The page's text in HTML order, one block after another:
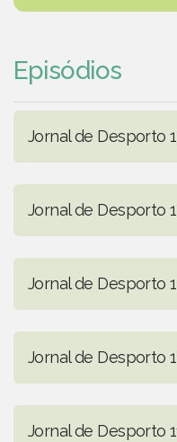
Episódios
Jornal de Desporto
Jornal de Desporto
Jornal de Desporto
Jornal de Desporto
Jornal de Desporto